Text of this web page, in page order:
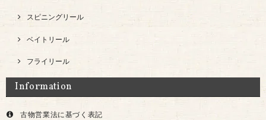
スピニングリール
ベイトリール
フライリール
Information
古物営業法に基づく表記